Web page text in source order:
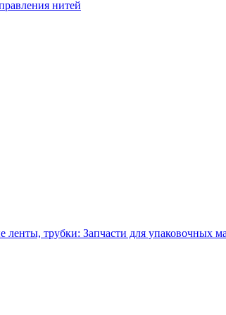
нитей
ленты, трубки: Запчасти для упаковочных